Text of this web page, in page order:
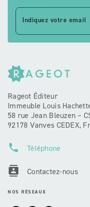
Indiquez votre email
Rageot Éditeur
Immeuble Louis
58 rue Jean Bleuzen –
92178 Vanves CEDEX,
phone Téléphone
contacts Contactez-nous
NOS RÉSEAUX